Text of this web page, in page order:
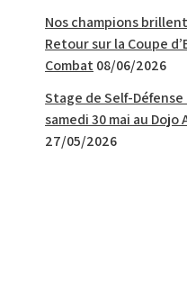
Nos champions
Retour sur la Coupe
Combat 08/06/2026
Stage de Self-
samedi 30 mai au Dojo
27/05/2026